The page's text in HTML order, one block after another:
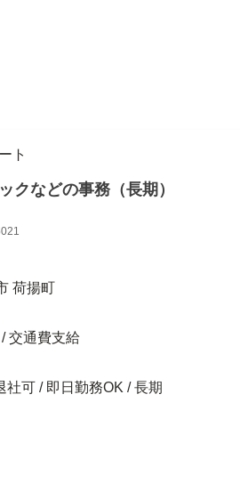
ト
クなどの事務（長期）
荷揚町
交通費支給
社可 / 即日勤務OK / 長期